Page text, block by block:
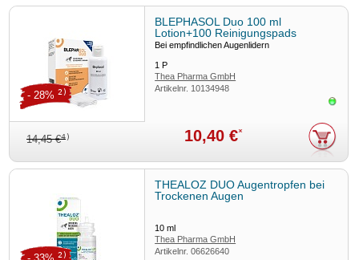
BLEPHASOL Duo 100 ml
Lotion+100 Reinigungspads
Bei empfindlichen Augenlidern
1P
Thea Pharma GmbH
Artikelnr. 10134948
14,45 €4) 10,40 €*
- 28% 2)
THEALOZ DUO Augentropfen bei
Trockenen Augen
10ml
Thea Pharma GmbH
Artikelnr.06626640
2)